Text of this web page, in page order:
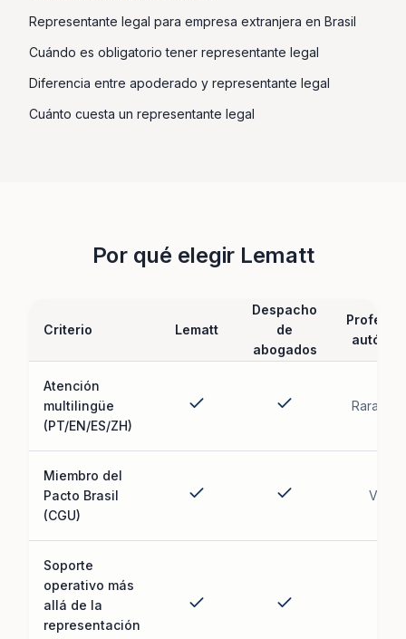
Representante legal para empresa extranjera en Brasil
Cuándo es obligatorio tener representante legal
Diferencia entre apoderado y representante legal
Cuánto cuesta un representante legal
Por qué elegir Lematt
Criterio Lematt
Despacho
de
abogados
Atención
multilingüe
(PT/EN/ES/ZH)
Miembro del
Pacto Brasil
(CGU)
Varía
Soporte
operativo más
allá de la
representación